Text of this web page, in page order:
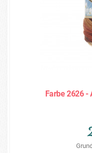
Farbe 2626 -